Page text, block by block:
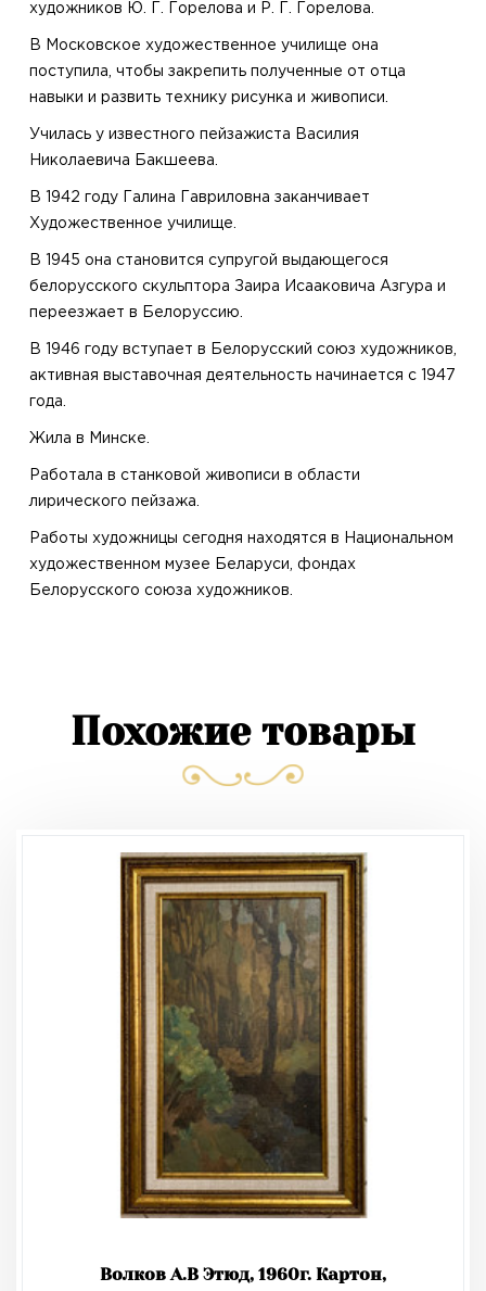
художников Ю. Г. Горелова и Р. Г. Горелова.
В Московское художественное училище она
поступила, чтобы закрепить полученные от отца
навыки и развить технику рисунка и живописи.
Училась у известного пейзажиста Василия
Николаевича Бакшеева.
В 1942 году Галина Гавриловна заканчивает
Художественное училище.
В 1945 она становится супругой выдающегося
белорусского скульптора Заира Исааковича Азгура и
переезжает в Белоруссию.
В 1946 году вступает в Белорусский союз художников,
активная выставочная деятельность начинается с 1947
года.
Жила в Минске.
Работала в станковой живописи в области
лирического пейзажа.
Работы художницы сегодня находятся в Национальном
художественном музее Беларуси, фондах
Белорусского союза художников.
Похожие товары
Волков А.В Этюд, 1960г. Картон,